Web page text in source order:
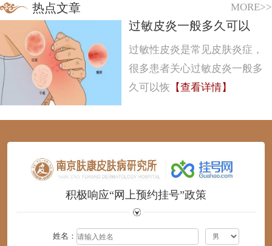
热点文章 MORE>>
过敏皮炎一般多久可以
过敏性皮炎是常见皮肤炎症，
很多患者关心过敏皮炎一般多
久可以恢 【查看详情】
123456
积极响应“网上预约挂号”政策
姓名：